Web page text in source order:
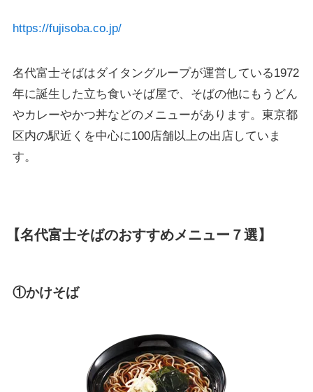
https://fujisoba.co.jp/
名代富士そばはダイタングループが運営している1972
年に誕生した立ち食いそば屋で、そばの他にもうどん
やカレーやかつ丼などのメニューがあります。東京都
区内の駅近くを中心に100店舗以上の出店していま
す。
【名代富士そばのおすすめメニュー７選】
①かけそば